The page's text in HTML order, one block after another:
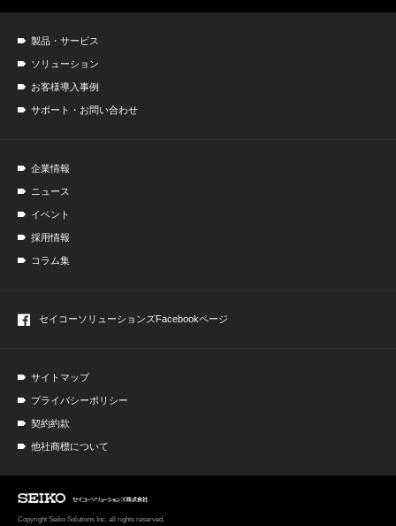
製品・サービス
ソリューション
お客様導入事例
サポート・お問い合わせ
企業情報
ニュース
イベント
採用情報
コラム集
セイコーソリューションズFacebookページ
サイトマップ
プライバシーポリシー
契約約款
他社商標について
Copyright Seiko Solutions Inc. all rights reserved.